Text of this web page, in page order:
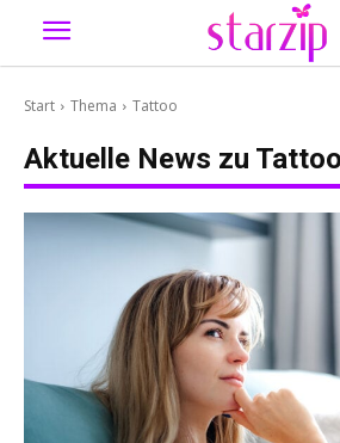
Start Thema Tattoo
Aktuelle News zu Tattoo